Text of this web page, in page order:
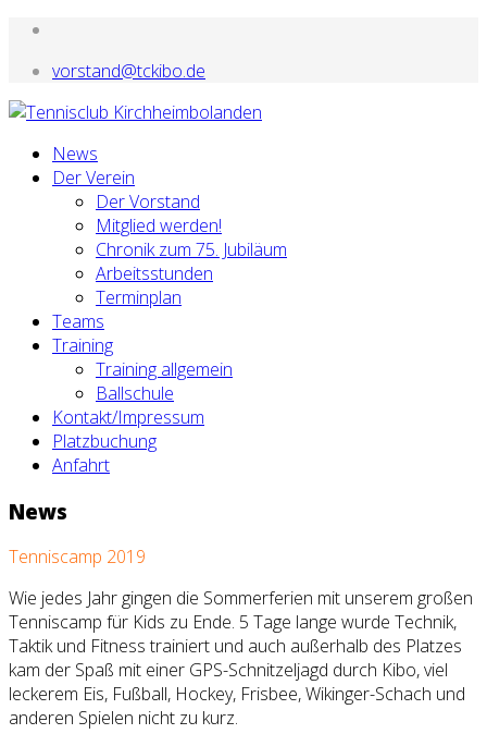
vorstand@tckibo.de
News
Der Verein
Der Vorstand
Mitglied werden!
Chronik zum 75. Jubiläum
Arbeitsstunden
Terminplan
Teams
Training
Training allgemein
Ballschule
Kontakt/Impressum
Platzbuchung
Anfahrt
News
Tenniscamp 2019
Wie jedes Jahr gingen die Sommerferien mit unserem großen
Tenniscamp für Kids zu Ende. 5 Tage lange wurde Technik,
Taktik und Fitness trainiert und auch außerhalb des Platzes
kam der Spaß mit einer GPS-Schnitzeljagd durch Kibo, viel
leckerem Eis, Fußball, Hockey, Frisbee, Wikinger-Schach und
anderen Spielen nicht zu kurz.